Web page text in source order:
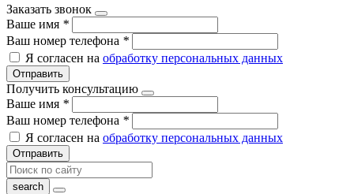
Заказать звонок
Ваше имя *
Ваш номер телефона *
Я согласен на обработку персональных данных
Отправить
Получить консультацию
Ваше имя *
Ваш номер телефона *
Я согласен на обработку персональных данных
Отправить